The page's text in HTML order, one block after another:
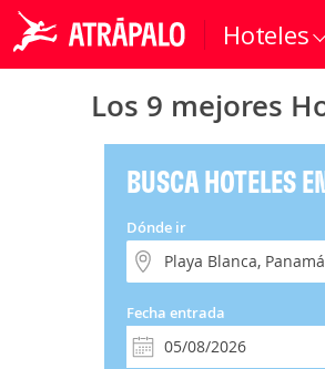
Hoteles
Los 9 mejores
BUSCA HOTELES
Dónde ir
Fecha entrada